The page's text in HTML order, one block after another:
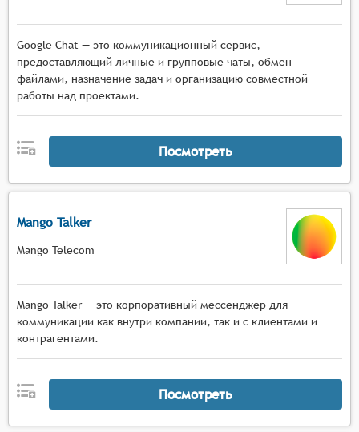
Google Chat — это коммуникационный сервис,
предоставляющий личные и групповые чаты, обмен
файлами, назначение задач и организацию совместной
работы над проектами.
Посмотреть
Mango Talker
Mango Telecom
Mango Talker — это корпоративный мессенджер для
коммуникации как внутри компании, так и с клиентами и
контрагентами.
Посмотреть